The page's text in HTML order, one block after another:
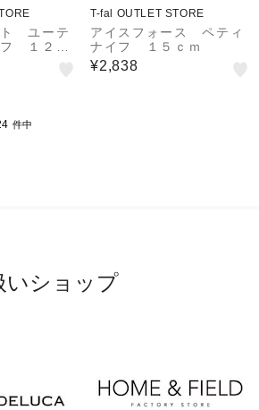
ト ユーテ
１２ｃ
T-fal OUTLET STORE
アイスフォース ペティ
ナイフ １５ｃｍ
¥2,838
件中
いショップ